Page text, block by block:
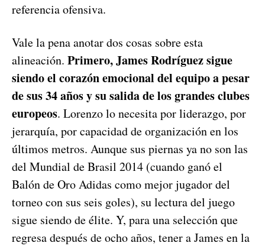
referencia ofensiva.
Vale la pena anotar dos cosas sobre esta
alineación. Primero, James Rodríguez sigue
siendo el corazón emocional del equipo a pesar
de sus 34 años y su salida de los grandes clubes
europeos. Lorenzo lo necesita por liderazgo, por
jerarquía, por capacidad de organización en los
últimos metros. Aunque sus piernas ya no son las
del Mundial de Brasil 2014 (cuando ganó el
Balón de Oro Adidas como mejor jugador del
torneo con sus seis goles), su lectura del juego
sigue siendo de élite. Y, para una selección que
regresa después de ocho años, tener a James en la